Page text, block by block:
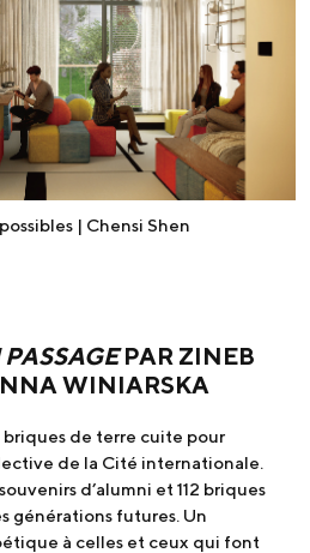
| Chensi Shen
PAR ZINEB
WINIARSKA
briques de terre cuite pour
de la Cité internationale.
d’alumni et 112 briques
générations futures. Un
à celles et ceux qui font